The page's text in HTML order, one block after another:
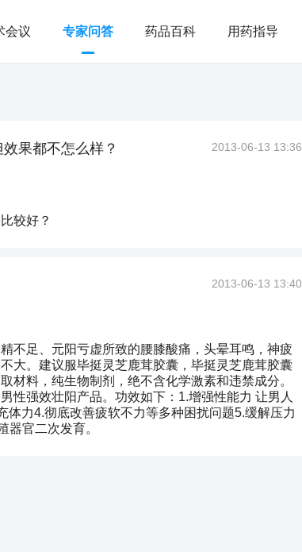
会议 专家问答 药品百科 用药指导
果都不怎么样？ 2013-06-13 13:36
较好？
2013-06-13 13:40
不足、元阳亏虚所致的腰膝酸痛，头晕耳鸣，神疲
大。建议服毕挺灵芝鹿茸胶囊，毕挺灵芝鹿茸胶囊
材料，纯生物制剂，绝不含化学激素和违禁成分。
性强效壮阳产品。功效如下：1.增强性能力 让男人
力4.彻底改善疲软不力等多种困扰问题5.缓解压力
器官二次发育。